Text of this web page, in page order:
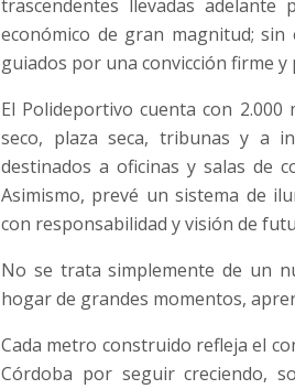
trascendentes llevadas
económico de gran magnitud; sin
guiados por una convicción firme
El Polideportivo cuenta con
seco, plaza seca, tribunas y a
destinados a oficinas y salas de
Asimismo, prevé un sistema de
con responsabilidad y visión de
No se trata simplemente de un
hogar de grandes momentos,
Cada metro construido refleja el
Córdoba por seguir creciendo,